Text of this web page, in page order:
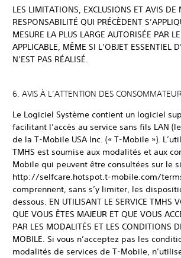
LES LIMITATIONS, EXCLUSIONS ET AVIS DE
RESPONSABILITÉ QUI PRÉCÈDENT
MESURE LA PLUS LARGE AUTORISÉE PAR
APPLICABLE, MÊME SI L’OBJET ESSENTIEL
N’EST PAS RÉALISÉ.
6. AVIS À L’ATTENTION DES
Le Logiciel Système contient un logiciel
facilitant l’accès au service sans fils LAN
de la T-Mobile USA Inc. (« T-Mobile »).
TMHS est soumise aux modalités et aux
Mobile qui peuvent être consultées sur le
http://selfcare.hotspot.t-mobile.com/
comprennent, sans s’y limiter, les
dessous. EN UTILISANT LE SERVICE TMHS
QUE VOUS ÊTES MAJEUR ET QUE VOUS
PAR LES MODALITÉS ET LES CONDITIONS
MOBILE. Si vous n’acceptez pas les
modalités de services de T-Mobile,